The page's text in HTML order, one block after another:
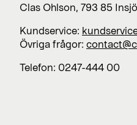
Clas Ohlson, 793 85
Kundservice:
Övriga frågor:
Telefon: 0247-444 00